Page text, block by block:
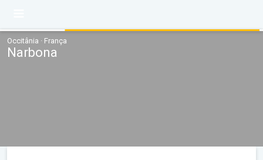
Occitânia · França
Narbona